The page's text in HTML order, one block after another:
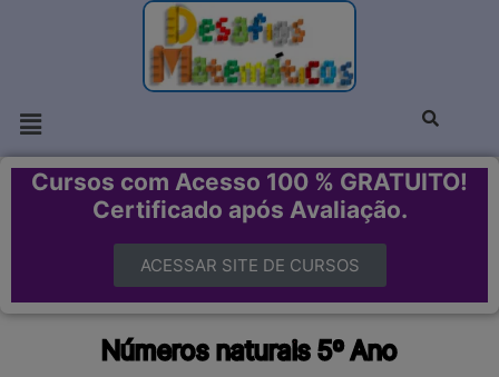
Cursos com Acesso 100 % GRATUITO!
Certificado após Avaliação.
ACESSAR SITE DE CURSOS
Números naturais 5º Ano